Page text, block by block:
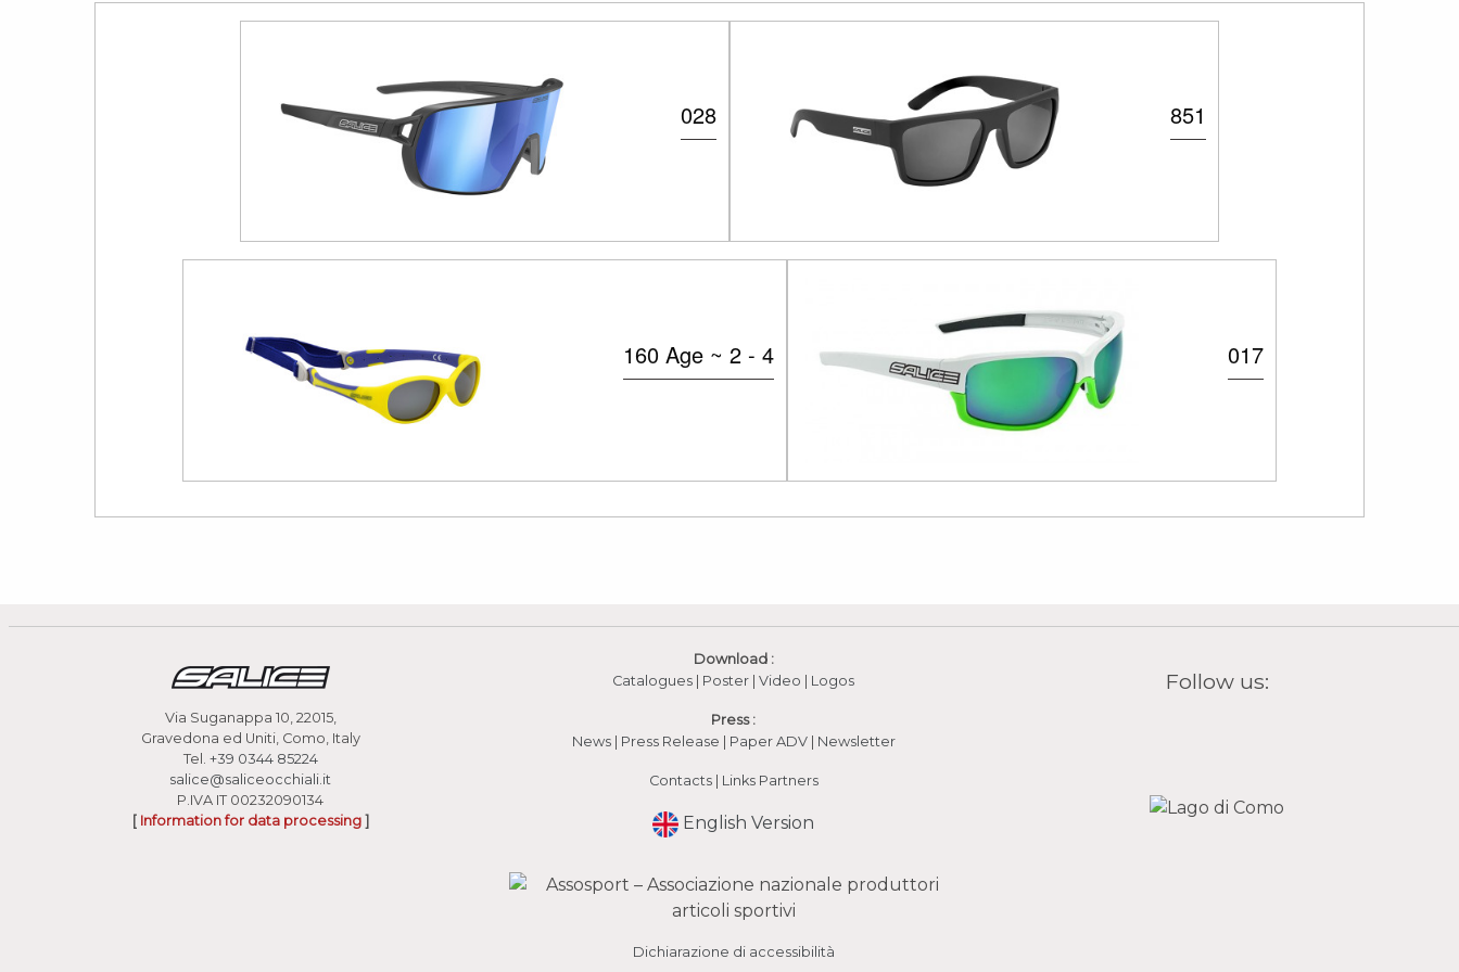
028 851
160 Age ~ 2 - 4 017
Via Suganappa 10, 22015,
Gravedona ed Uniti, Como, Italy
Tel. +39 0344 85224
salice@saliceocchiali.it
P.IVA IT 00232090134
[ Information for data processing]
Download :
Catalogues
Poster |Video (apre in una nuova finestra)
Logos
Press :
News| Press Release Paper ADV| Newsletter
Contacts| Links Partners
English Version
Dichiarazione di accessibilità
Follow us: